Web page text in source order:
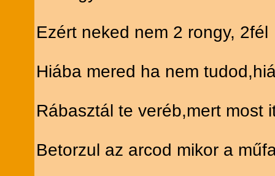
Ezért neked nem 2 rongy, 2fél
Hiába mered ha nem
Rábasztál te veréb,mert most
Betorzul az arcod mikor a